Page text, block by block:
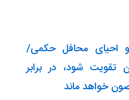
احیای محافل حکمی/
تقویت شود، در برابر
خواهد ماند